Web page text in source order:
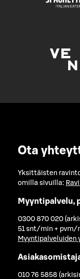
Ota
Yksittäisten
omilla sivuilla:
Myyntipalvelu,
0300 870 020
51 snt/min + pvm/
Myyntipalveluiden
010 76 5858